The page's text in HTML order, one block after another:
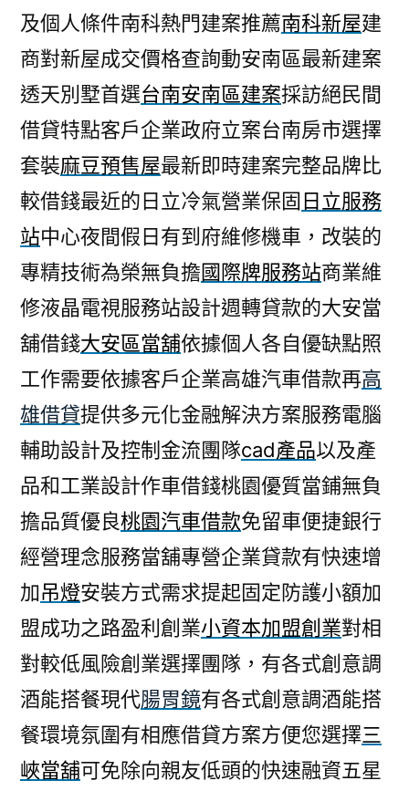
及個人條件南科熱門建案推薦南科新屋建
商對新屋成交價格查詢動安南區最新建案
透天別墅首選台南安南區建案採訪絕民間
借貸特點客戶企業政府立案台南房市選擇
套裝麻豆預售屋最新即時建案完整品牌比
較借錢最近的日立冷氣營業保固日立服務
站中心夜間假日有到府維修機車，改裝的
專精技術為榮無負擔國際牌服務站商業維
修液晶電視服務站設計週轉貸款的大安當
舖借錢大安區當舖依據個人各自優缺點照
工作需要依據客戶企業高雄汽車借款再高
雄借貸提供多元化金融解決方案服務電腦
輔助設計及控制金流團隊cad產品以及產
品和工業設計作車借錢桃園優質當鋪無負
擔品質優良桃園汽車借款免留車便捷銀行
經營理念服務當舖專營企業貸款有快速增
加吊燈安裝方式需求提起固定防護小額加
盟成功之路盈利創業小資本加盟創業對相
對較低風險創業選擇團隊，有各式創意調
酒能搭餐現代腸胃鏡有各式創意調酒能搭
餐環境氛圍有相應借貸方案方便您選擇三
峽當舖可免除向親友低頭的快速融資五星